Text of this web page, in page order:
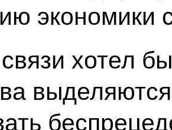
экономики
хотел